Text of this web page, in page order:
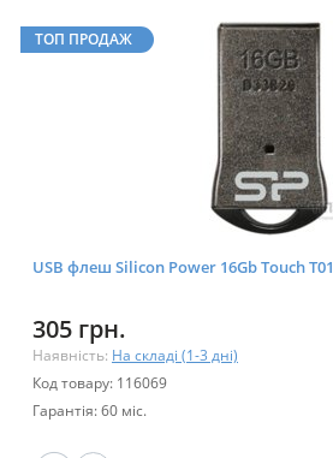
ТОП ПРОДАЖ
USB флеш Silicon Power 16Gb Touch T01
305 грн.
Наявність: На складі (1-3 дні)
Код товару: 116069
Гарантія: 60 міс.